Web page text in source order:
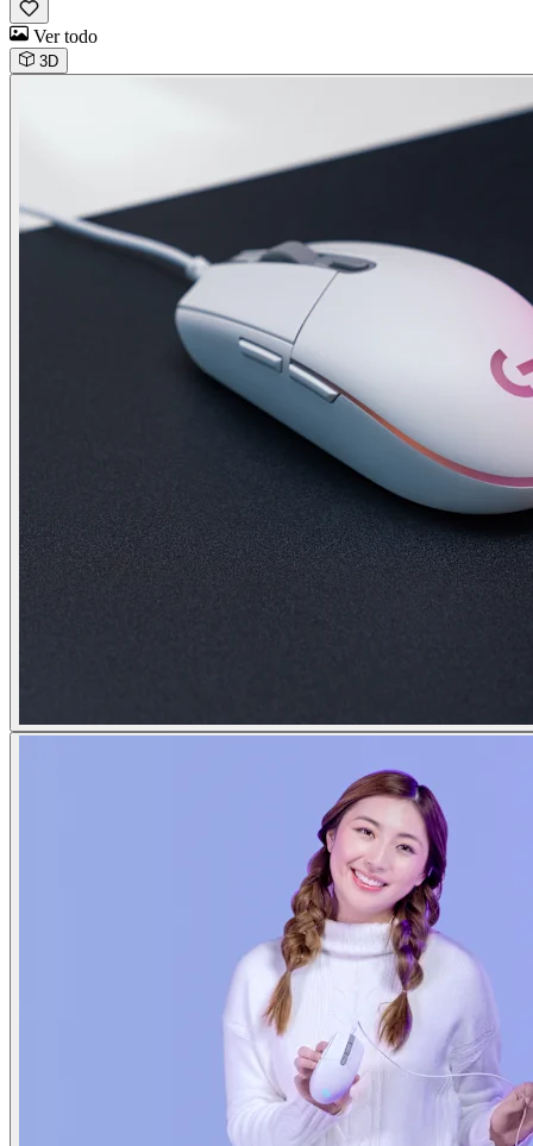
Ver todo
3D